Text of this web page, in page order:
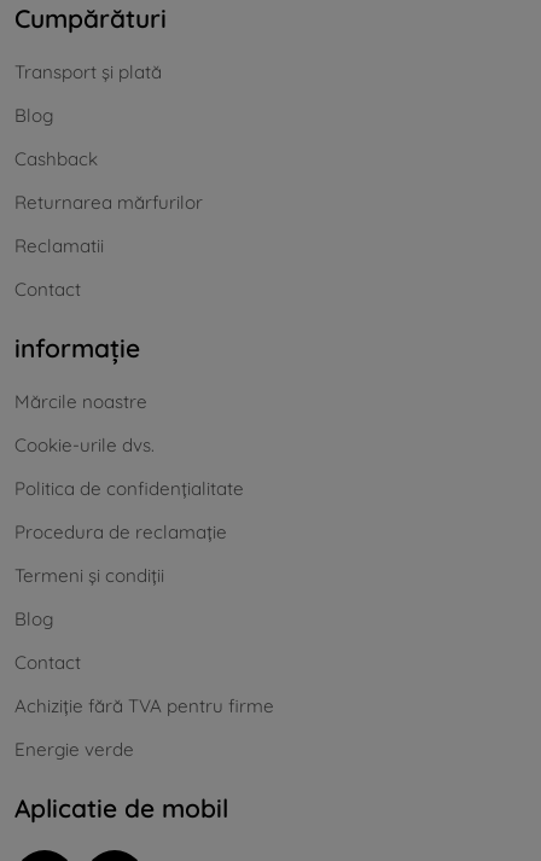
Cumpărături
Transport și plată
Blog
Cashback
Returnarea mărfurilor
Reclamatii
Contact
informație
Mărcile noastre
Cookie-urile dvs.
Politica de confidențialitate
Procedura de reclamație
Termeni și condiții
Blog
Contact
Achiziție fără TVA pentru firme
Energie verde
Aplicatie de mobil